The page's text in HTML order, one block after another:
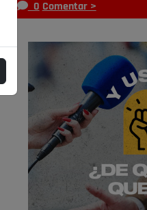
0 Comentar >